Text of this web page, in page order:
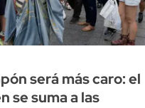
será más caro: el
se suma a las